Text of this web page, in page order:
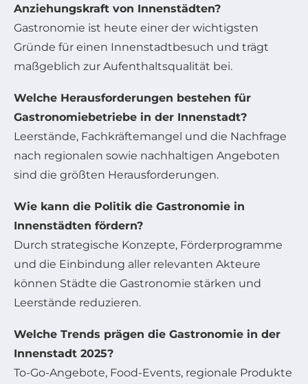
Anziehungskraft von Innenstädten?
Gastronomie ist heute einer der wichtigsten
Gründe für einen Innenstadtbesuch und trägt
maßgeblich zur Aufenthaltsqualität bei.
Welche Herausforderungen bestehen für
Gastronomiebetriebe in der Innenstadt?
Leerstände, Fachkräftemangel und die Nachfrage
nach regionalen sowie nachhaltigen Angeboten
sind die größten Herausforderungen.
Wie kann die Politik die Gastronomie in
Innenstädten fördern?
Durch strategische Konzepte, Förderprogramme
und die Einbindung aller relevanten Akteure
können Städte die Gastronomie stärken und
Leerstände reduzieren.
Welche Trends prägen die Gastronomie in der
Innenstadt 2025?
To-Go-Angebote, Food-Events, regionale Produkte